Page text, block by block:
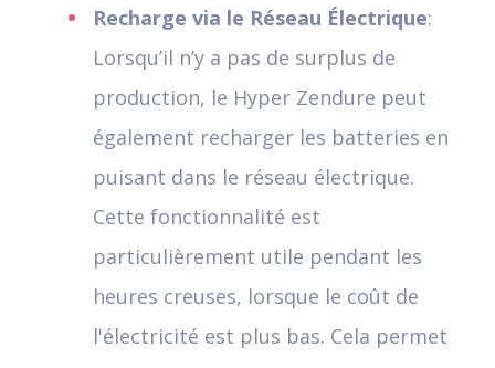
Recharge via le Réseau Électrique:
Lorsqu’il n’y a pas de surplus de
production, le Hyper Zendure peut
également recharger les batteries en
puisant dans le réseau électrique.
Cette fonctionnalité est
particulièrement utile pendant les
heures creuses, lorsque le coût de
l'électricité est plus bas. Cela permet